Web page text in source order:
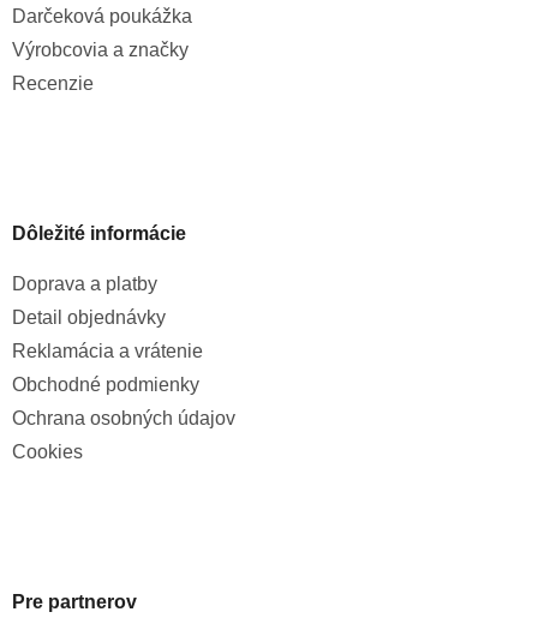
Darčeková poukážka
Výrobcovia a značky
Recenzie
Dôležité informácie
Doprava a platby
Detail objednávky
Reklamácia a vrátenie
Obchodné podmienky
Ochrana osobných údajov
Cookies
Pre partnerov